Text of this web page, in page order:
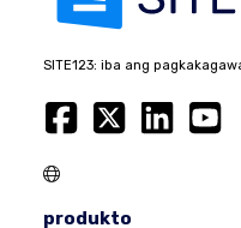
SITE123: iba ang
produkto